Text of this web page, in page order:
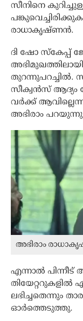
സീനിനെ
രാധാകൃഷ്ണൻ.
ദി ഷോ സ്‌കേപ്പ്
തുറന്നുപറച്ചിൽ.
സീക്വൻസ് ആദ്യം
വർക്ക്
അഭിരാം
അഭിരാം
എന്നാൽ
തിയേറ്ററുകളിൽ
ലഭിച്ചതെന്നും
ഓർത്തെടുത്തു.